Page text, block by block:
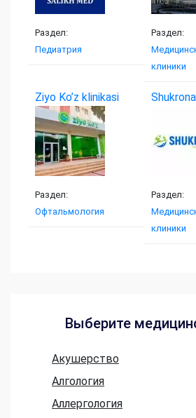
Раздел:
Педиатрия
Раздел:
клиники
Ziyo Ko’z klinikasi
Раздел:
Офтальмология
Раздел:
клиники
Выберите
Акушерство
Алгология
Аллергология